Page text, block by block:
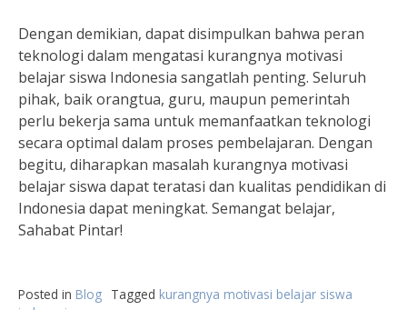
Dengan demikian, dapat disimpulkan bahwa peran
teknologi dalam mengatasi kurangnya motivasi
belajar siswa Indonesia sangatlah penting. Seluruh
pihak, baik orangtua, guru, maupun pemerintah
perlu bekerja sama untuk memanfaatkan teknologi
secara optimal dalam proses pembelajaran. Dengan
begitu, diharapkan masalah kurangnya motivasi
belajar siswa dapat teratasi dan kualitas pendidikan di
Indonesia dapat meningkat. Semangat belajar,
Sahabat Pintar!
Posted in Blog Tagged kurangnya motivasi belajar siswa